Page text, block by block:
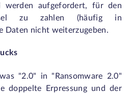
werden aufgefordert, für den
zu zahlen (häufig in
Daten nicht weiterzugeben.
"2.0" in "Ransomware 2.0"
doppelte Erpressung und der